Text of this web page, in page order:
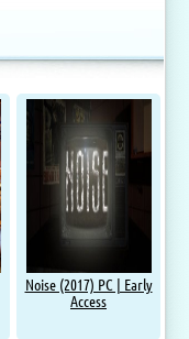
Noise (2017) PC | Early
Access